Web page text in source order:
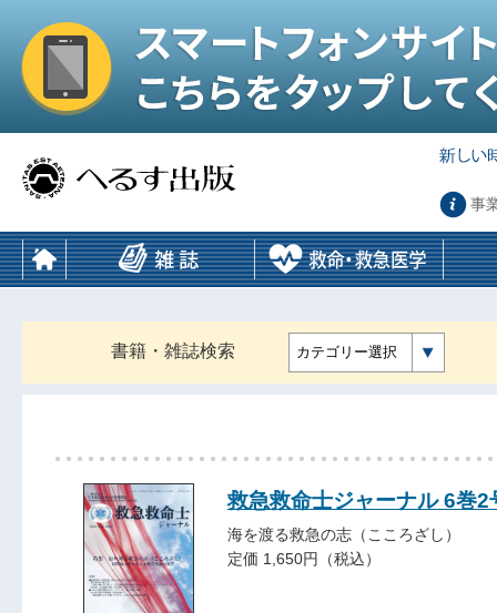
事
書籍・雑誌検索 カテゴリー選択
救急救命士ジャーナル 6巻
海を渡る救急の志（こころざし）
定価 1,650円（税込）